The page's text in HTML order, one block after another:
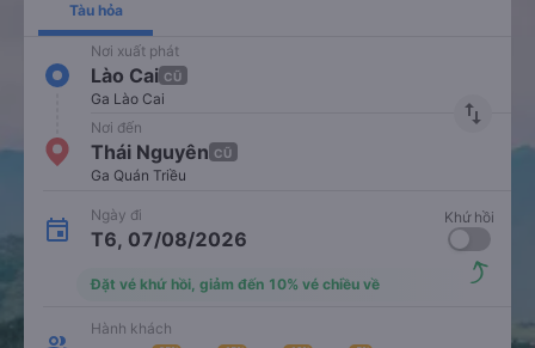
Tàu hỏa
Nơi xuất phát
Lào Cai CŨ
Ga Lào Cai
import_export
Nơi đến
Thái Nguyên CŨ
Ga Quán Triều
Ngày đi
T6, 07/08/2026
Khứ hồi
Đặt vé khứ hồi, giảm đến 10% vé chiều về
Hành khách